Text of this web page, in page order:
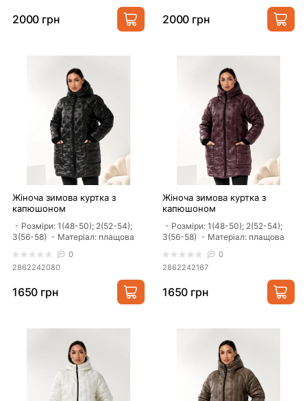
2000 грн 2000 грн
Жіноча зимова куртка з
капюшоном
⁃ Розміри: 1(48-50); 2(52-54);
3(56-58) ⁃ Матеріал: плащова
0
2862242080
1650 грн
Жіноча зимова куртка з
капюшоном
⁃ Розміри: 1(48-50); 2(52-54);
3(56-58) ⁃ Матеріал: плащова
0
2862242167
1650 грн